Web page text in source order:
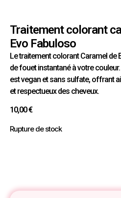
Traitement colorant
Evo Fabuloso
Le traitement colorant Caramel de
de fouet instantané à votre
est vegan et sans sulfate, offrant
et respectueux des cheveux.
10,00€
Rupture de stock